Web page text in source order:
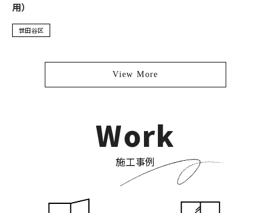
用）
世田谷区
View More
Work
施工事例